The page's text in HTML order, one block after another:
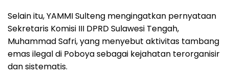
Selain itu, YAMMI Sulteng mengingatkan pernyataan
Sekretaris Komisi III DPRD Sulawesi Tengah,
Muhammad Safri, yang menyebut aktivitas tambang
emas ilegal di Poboya sebagai kejahatan terorganisir
dan sistematis.